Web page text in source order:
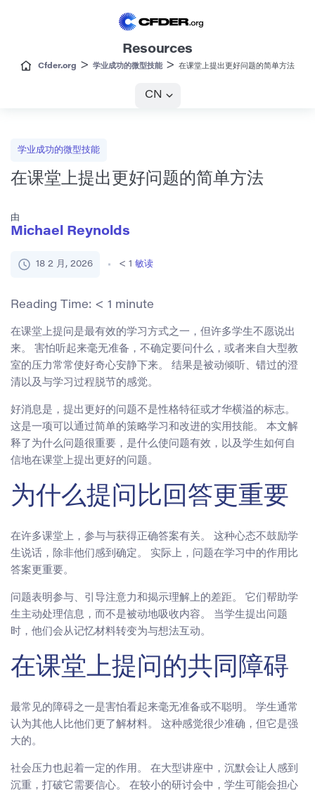
Resources
Cfder.org > 学业成功的微型技能 > 在课堂上提出更好问题的简单方法
CN
学业成功的微型技能
在课堂上提出更好问题的简单方法
由
Michael Reynolds
18 2 月, 2026 < 1 敏读
Reading Time: < 1 minute
在课堂上提问是最有效的学习方式之一，但许多学生不愿说出
来。 害怕听起来毫无准备，不确定要问什么，或者来自大型教
室的压力常常使好奇心安静下来。 结果是被动倾听、错过的澄
清以及与学习过程脱节的感觉。
好消息是，提出更好的问题不是性格特征或才华横溢的标志。
这是一项可以通过简单的策略学习和改进的实用技能。 本文解
释了为什么问题很重要，是什么使问题有效，以及学生如何自
信地在课堂上提出更好的问题。
为什么提问比回答更重要
在许多课堂上，参与与获得正确答案有关。 这种心态不鼓励学
生说话，除非他们感到确定。 实际上，问题在学习中的作用比
答案更重要。
问题表明参与、引导注意力和揭示理解上的差距。 它们帮助学
生主动处理信息，而不是被动地吸收内容。 当学生提出问题
时，他们会从记忆材料转变为与想法互动。
在课堂上提问的共同障碍
最常见的障碍之一是害怕看起来毫无准备或不聪明。 学生通常
认为其他人比他们更了解材料。 这种感觉很少准确，但它是强
大的。
社会压力也起着一定的作用。 在大型讲座中，沉默会让人感到
沉重，打破它需要信心。 在较小的研讨会中，学生可能会担心